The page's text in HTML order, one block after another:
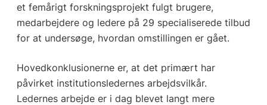
et femårigt forskningsprojekt fulgt brugere,
medarbejdere og ledere på 29 specialiserede tilbud
for at undersøge, hvordan omstillingen er gået.
Hovedkonklusionerne er, at det primært har
påvirket institutionsledernes arbejdsvilkår.
Ledernes arbejde er i dag blevet langt mere